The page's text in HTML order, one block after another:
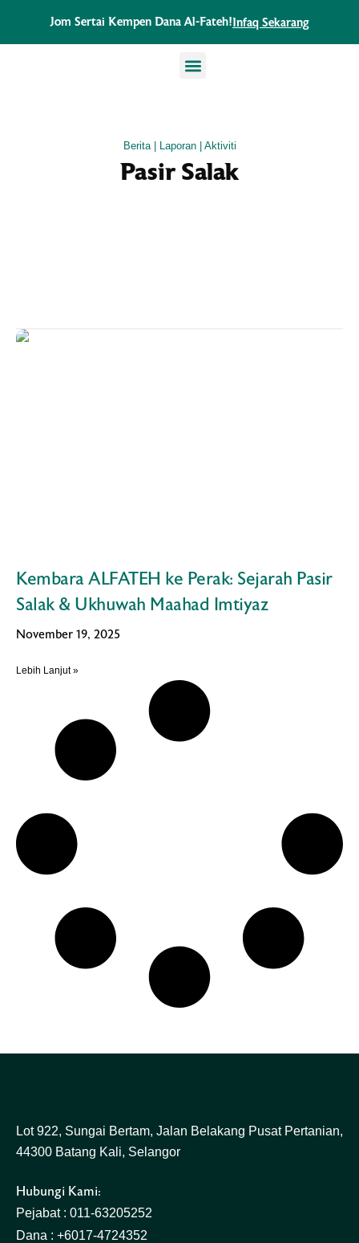
content
Jom Sertai Kempen Dana Al-Fateh!Infaq Sekarang
Berita | Laporan | Aktiviti
Pasir Salak
Kembara ALFATEH ke Perak: Sejarah Pasir
Salak & Ukhuwah Maahad Imtiyaz
November 19, 2025
Lebih Lanjut »
Lot 922, Sungai Bertam, Jalan Belakang Pusat Pertanian,
44300 Batang Kali, Selangor
Hubungi Kami:
Pejabat : 011-63205252
Dana : +6017-4724352